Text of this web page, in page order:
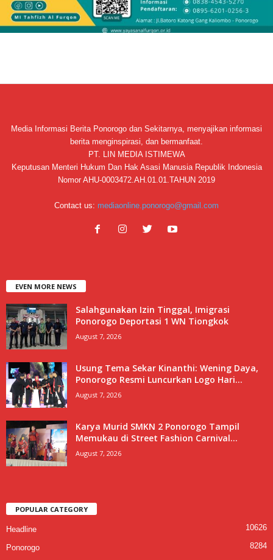
Media Informasi Berita Ponorogo dan Sekitarnya, menyajikan informasi
berita menginspirasi, dan bermanfaat.
PT. LIN MEDIA ISTIMEWA
Keputusan Menteri Hukum Dan Hak Asasi Manusia Republik Indonesia
Nomor AHU-0003472.AH.01.01.TAHUN 2019
Contact us: mediaonline.ponorogo@gmail.com
EVEN MORE NEWS
Salahgunakan Izin Tinggal, Imigrasi
Ponorogo Deportasi 1 WN Tiongkok
August 7, 2026
Usung Tema Sekar Kinanthi: Wening Daya,
Ponorogo Resmi Luncurkan Logo Hari...
August 7, 2026
Karya Murid SMKN 2 Ponorogo Tampil
Memukau di Street Fashion Carnival...
August 7, 2026
POPULAR CATEGORY
Headline 10626
Ponorogo
8284